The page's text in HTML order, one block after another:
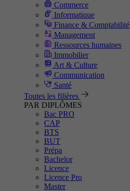
Commerce
Informatique
Finance & Comptabilité
Management
Ressources humaines
Immobilier
Art & Culture
Communication
Santé
Toutes les filières
PAR DIPLÔMES
Bac PRO
CAP
BTS
BUT
Prépa
Bachelor
Licence
Licence Pro
Master